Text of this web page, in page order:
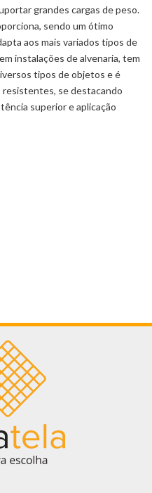
grandes cargas de peso.
sendo um ótimo
aos mais variados tipos de
instalações de alvenaria, tem
tipos de objetos e é
resistentes, se destacando
superior e aplicação